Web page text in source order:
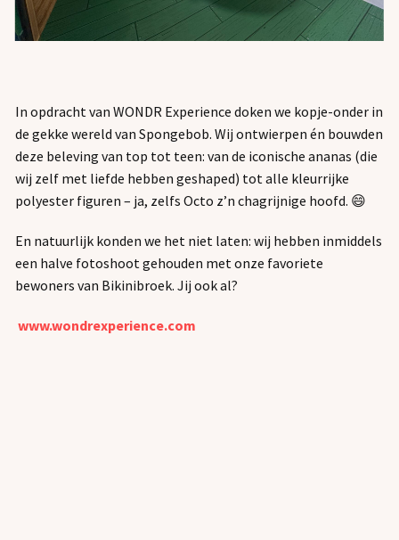
OVER ONS
CONTACT
In opdracht van WONDR Experience doken we kopje-onder in
de gekke wereld van Spongebob. Wij ontwierpen én bouwden
deze beleving van top tot teen: van de iconische ananas (die
wij zelf met liefde hebben geshaped) tot alle kleurrijke
polyester figuren – ja, zelfs Octo z’n chagrijnige hoofd. 😄
En natuurlijk konden we het niet laten: wij hebben inmiddels
een halve fotoshoot gehouden met onze favoriete
bewoners van Bikinibroek. Jij ook al?
www.wondrexperience.com